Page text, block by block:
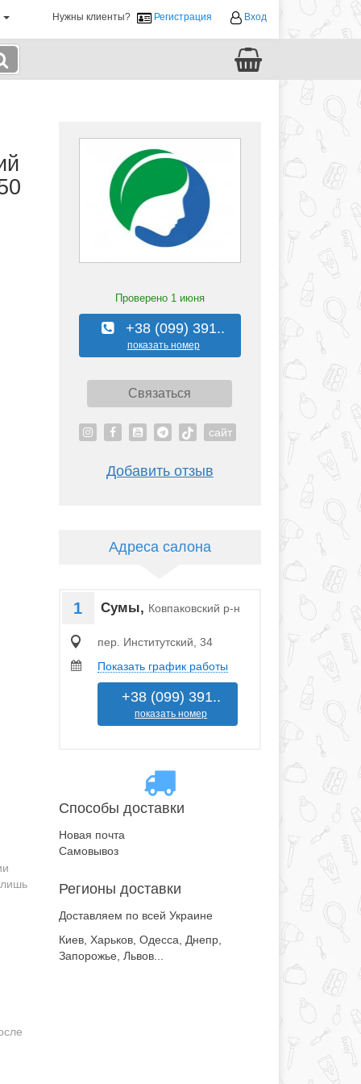
Нужны клиенты? Регистрация Вход
Проверено 1 июня
+38 (099) 391..
показать номер
Связаться
сайт
Добавить отзыв
Адреса салона
1 Сумы, Ковпаковский р-н
пер. Институтский, 34
Показать график работы
+38 (099) 391..
показать номер
Способы доставки
Новая почта
Самовывоз
Регионы доставки
Доставляем по всей Украине
Киев, Харьков, Одесса, Днепр,
Запорожье, Львов...